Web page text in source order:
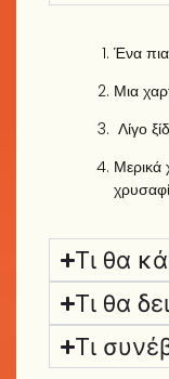
Ένα
Μια
Λίγο
Μερικά
Τι θα
Τι θα
Τι